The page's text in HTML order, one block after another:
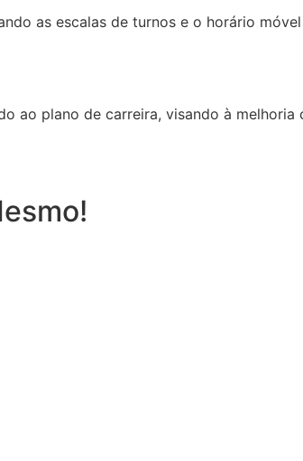
as escalas de turnos e o horário
ao plano de carreira, visando à melhoria